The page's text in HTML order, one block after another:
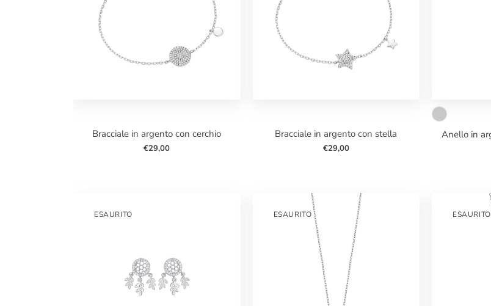
bracciale in argento con cerchio
€29,00
bracciale in argento con stella
€29,00
anello in argento con zirconi bianchi
ESAURITO ESAURITO ESAURITO